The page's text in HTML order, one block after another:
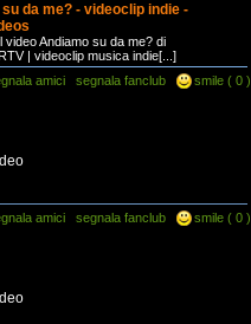
da me? - videoclip indie -
Andiamo su da me? di
| videoclip musica indie[...]
amici segnala fanclub smile ( 0 )
amici segnala fanclub smile ( 0 )